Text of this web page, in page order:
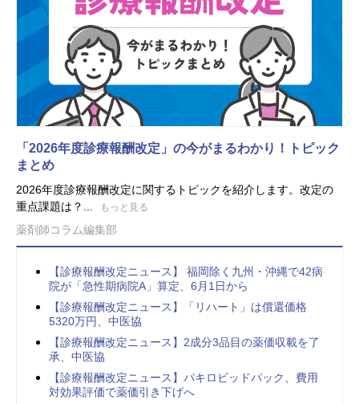
「2026年度診療報酬改定」の今がまるわかり！トピック
まとめ
2026年度診療報酬改定に関するトピックを紹介します。改定の
重点課題は？...
もっと見る
薬剤師コラム編集部
【診療報酬改定ニュース】 福岡除く九州・沖縄で42病
院が「急性期病院A」算定、6月1日から
【診療報酬改定ニュース】「リハート」は償還価格
5320万円、中医協
【診療報酬改定ニュース】2成分3品目の薬価収載を了
承、中医協
【診療報酬改定ニュース】パキロビッドパック、費用
対効果評価で薬価引き下げへ